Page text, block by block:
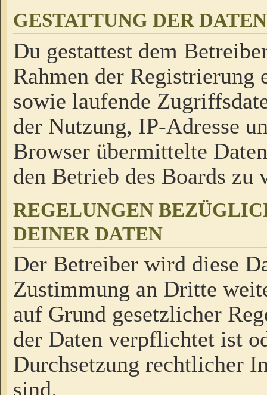
GESTATTUNG DER
Du gestattest dem
Rahmen der Registrierung
sowie laufende
der Nutzung, IP-Adresse
Browser übermittelte
den Betrieb des Boards zu
REGELUNGEN
DEINER DATEN
Der Betreiber wird diese
Zustimmung an Dritte
auf Grund gesetzlicher
der Daten verpflichtet ist
Durchsetzung rechtlicher
sind.